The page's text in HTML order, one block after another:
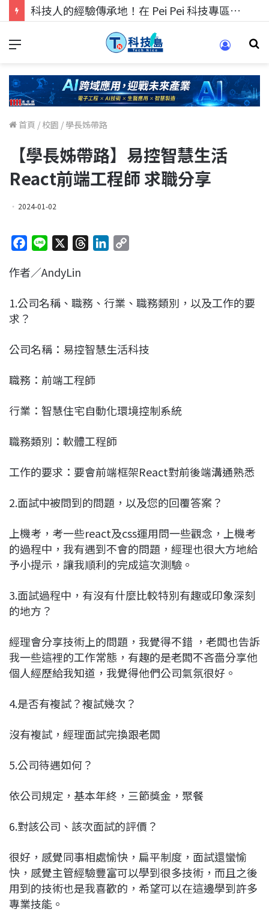
科技人的經驗傳承地！在 Pei Pei 科技專區，與學弟妹交流最硬核的技術
首頁 / 校園 / 學長姊帶路
【學長姊帶路】易控智慧生活
React前端工程師 求職分享
2024-01-02
c
b
o
k
n
a
e
n
L
k
作者／AndyLin
1.公司名稱、職務、行業、職務類別，以及工作的要
求？
公司名稱：易控智慧生活科技
職務：前端工程師
行業：智慧住宅自動化環境控制系統
職務類別：軟體工程師
工作的要求：要會前端框架React對前後端溝通熟悉
2.面試中被問到的問題，以及您的回覆答案？
上機考，考一些react及css運用問一些觀念，上機考
的過程中，我有遇到不會的問題，經理也很大方地給
予小提示，讓我順利的完成這次測驗。
3.面試過程中，有沒有什麼比較特別有趣或印象深刻
的地方？
經理會分享技術上的問題，我覺得不錯 ，老闆也告訴
我一些這裡的工作常態，有趣的是老闆不吝嗇分享他
個人經歷給我知道，我覺得他們公司氣氛很好。
4.是否有複試？複試幾次？
沒有複試，經理面試完換跟老闆
5.公司待遇如何？
依公司規定，基本年終，三節獎金，聚餐
6.對該公司、該次面試的評價？
很好，感覺同事相處愉快，扁平制度，面試還蠻愉
快，感覺主管經驗豐富可以學到很多技術，而且之後
用到的技術也是我喜歡的，希望可以在這邊學到許多
專業技能。